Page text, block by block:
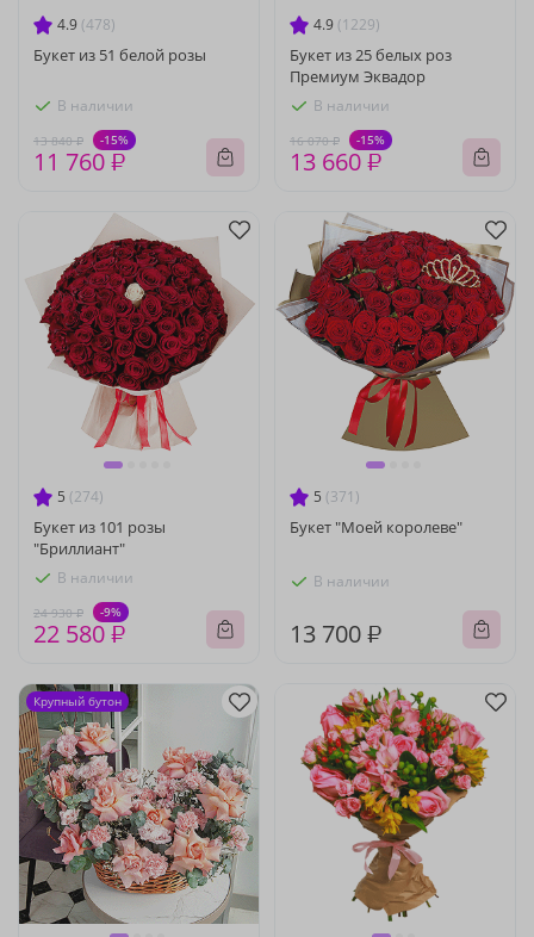
4.9 (478)
Букет из 51 белой розы
В наличии
13 840 ₽ -15%
11 760 ₽
4.9 (1229)
Букет из 25 белых роз
Премиум Эквадор
В наличии
16 070 ₽ -15%
13 660 ₽
5 (274)
Букет из 101 розы
"Бриллиант"
В наличии
24 930 ₽ -9%
22 580 ₽
5 (371)
Букет "Моей королеве"
В наличии
13 700 ₽
Крупный бутон